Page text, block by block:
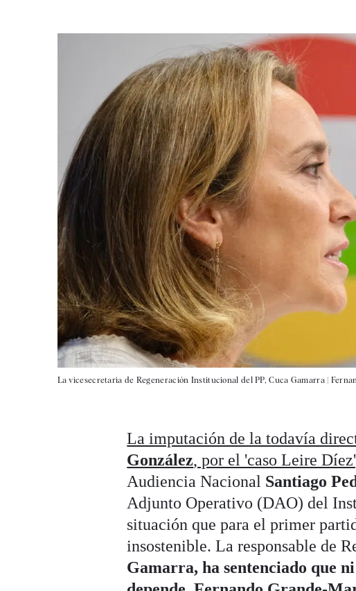
La vicesecretaria de Regeneración Institucional del PP, Cuca Gamarra |
La imputación de la todavía
González, por el 'caso Leire
Audiencia Nacional Santiago
Adjunto Operativo (DAO) del
situación que para el primer
insostenible. La responsable de
Gamarra, ha sentenciado que